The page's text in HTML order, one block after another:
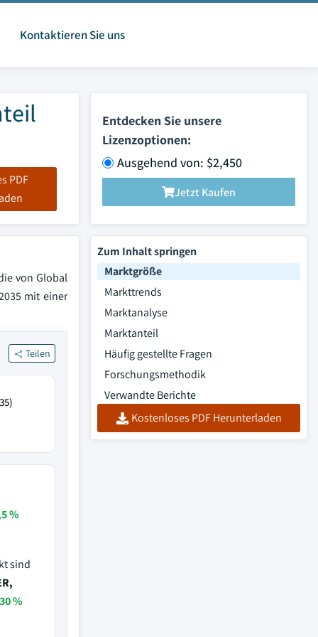
Kontaktieren Sie uns
PDF
Entdecken Sie unsere
Lizenzoptionen:
Ausgehend von: $2,450
Jetzt Kaufen
von Global
mit einer
Teilen
%
sind
30 %
Zum Inhalt springen
Marktgröße
Markttrends
Marktanalyse
Marktanteil
Häufig gestellte Fragen
Forschungsmethodik
Verwandte Berichte
Kostenloses PDF Herunterladen